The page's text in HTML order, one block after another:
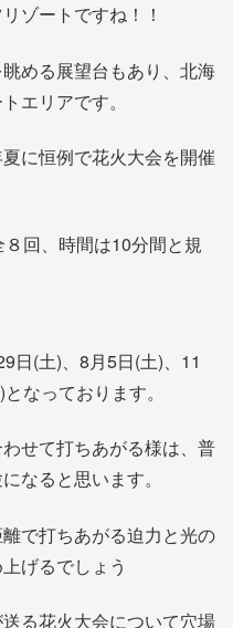
ゾートですね！！
める展望台もあり、北海
エリアです。
に恒例で花火大会を開催
回、時間は10分間と規
日(土)、8月5日(土)、11
なっております。
せて打ちあがる様は、普
なると思います。
で打ちあがる迫力と光の
げるでしょう
る花火大会について穴場